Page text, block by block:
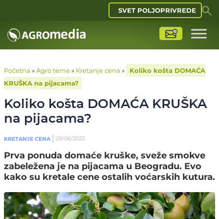
SVET POLJOPRIVREDE
Početna »Agro teme» Kretanje cena »
Koliko košta DOMAĆA
KRUŠKA na pijacama?
Koliko košta DOMAĆA KRUŠKA
na pijacama?
KRETANJE CENA 29/06/2022
Prva ponuda domaće kruške, sveže smokve
zabeležena je na pijacama u Beogradu. Evo
kako su kretale cene ostalih voćarskih kutura.